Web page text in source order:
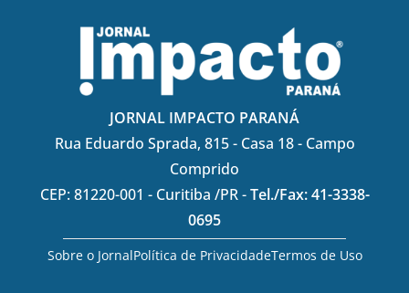
JORNAL IMPACTO PARANÁ
Rua Eduardo Sprada, 815 - Casa 18 - Campo
Comprido
CEP: 81220-001 - Curitiba /PR -Tel./Fax: 41-3338-
0695
Sobre o JornalPolítica de PrivacidadeTermos de Uso